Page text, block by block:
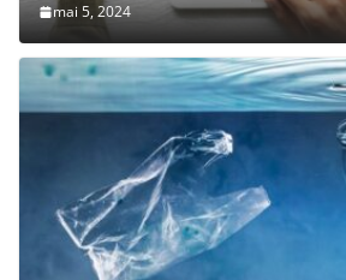
mai 5, 2024